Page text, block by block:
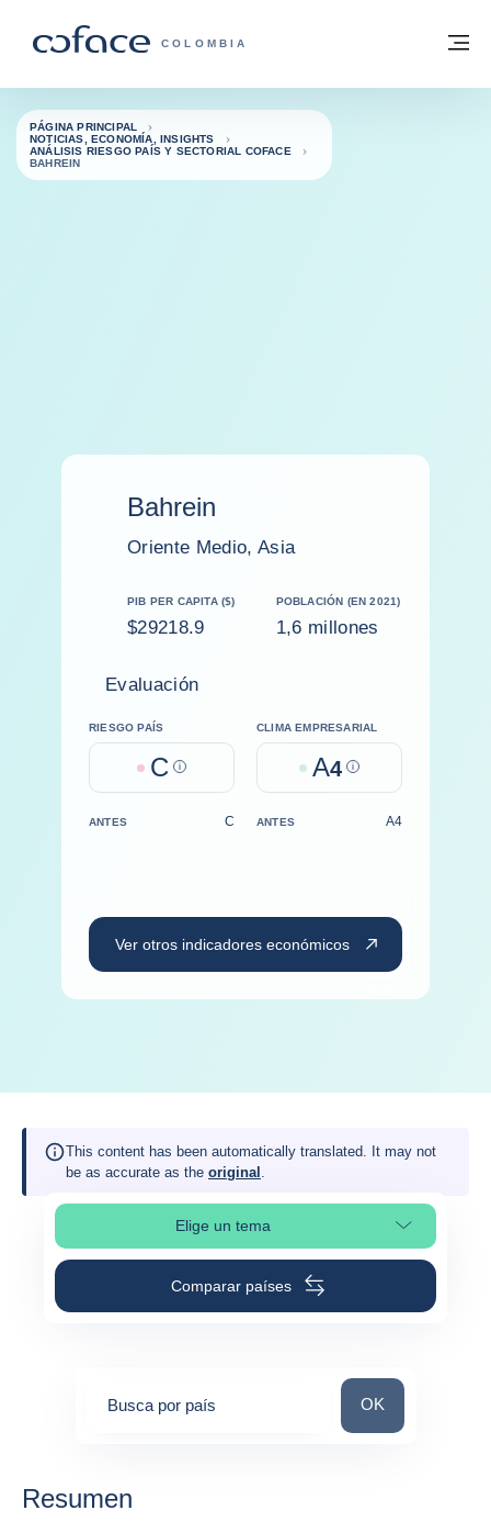
COFACE - FOR TRADE
COLOMBIA
Volver a la página principal
PÁGINA PRINCIPAL
NOTICIAS, ECONOMÍA, INSIGHTS
ANÁLISIS RIESGO PAÍS Y SECTORIAL COFACE
BAHREIN
Bahrein
Oriente Medio, Asia
PIB PER CAPITA ($)
$29218.9
POBLACIÓN (EN 2021)
1,6 millones
Evaluación
RIESGO PAÍS
C Help
CLIMA EMPRESARIAL
A4 Help
ANTES C ANTES A4
Ver otros indicadores económicos
This content has been automatically translated. It may not
be as accurate as the original .
Elige un temaSelleciona la sección de la página
Comparar países
Busca por país Busca por país
OK
Resumen